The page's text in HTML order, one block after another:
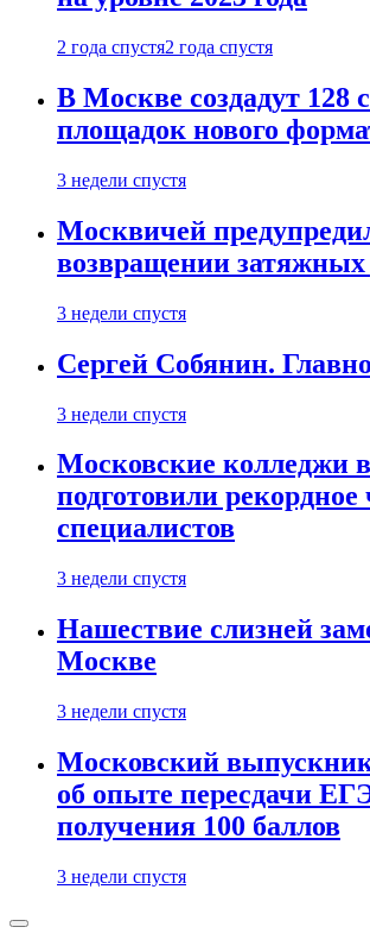
2 года спустя2 года спустя
В Москве создадут 128
площадок нового
3 недели спустя
Москвичей
возвращении затяжных
3 недели спустя
Сергей Собянин.
3 недели спустя
Московские колледжи в
подготовили рекордное
специалистов
3 недели спустя
Нашествие слизней
Москве
3 недели спустя
Московский выпускник
об опыте пересдачи
получения 100 баллов
3 недели спустя